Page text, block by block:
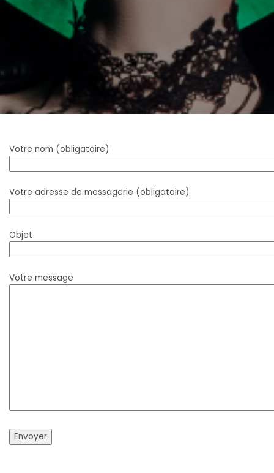
Votre nom (obligatoire)
Votre adresse de messagerie (obligatoire)
Objet
Votre message